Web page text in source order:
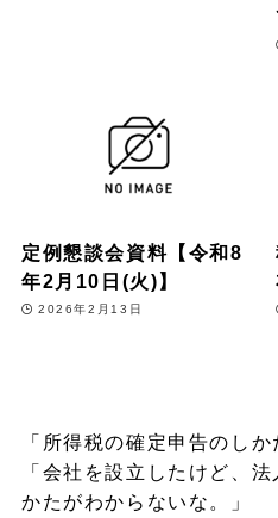
定例懇談会資料【令和8
年2月10日(火)】
2026年2月13日
「所得税の確定申告のし
「会社を設立したけど、
かたがわからないな。」